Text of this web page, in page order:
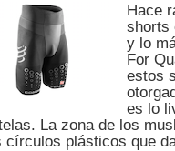
Hace
shorts
y lo
For
estos
es lo
La zona de los
círculos plásticos que